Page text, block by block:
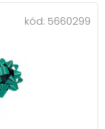
kód: 5660299